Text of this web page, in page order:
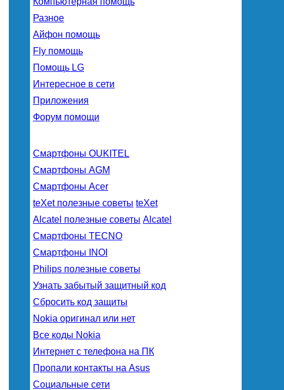
Разное
Айфон помощь
Fly помощь
Помощь LG
Интересное в сети
Приложения
Форум помощи
Смартфоны OUKITEL
Смартфоны AGM
Смартфоны Acer
teXet полезные советы teXet
Alcatel полезные советы Alcatel
Смартфоны TECNO
Смартфоны INOI
Philips полезные советы
Узнать забытый защитный код
Сбросить код защиты
Nokia оригинал или нет
Все коды Nokia
Интернет с телефона на ПК
Пропали контакты на Asus
Социальные сети